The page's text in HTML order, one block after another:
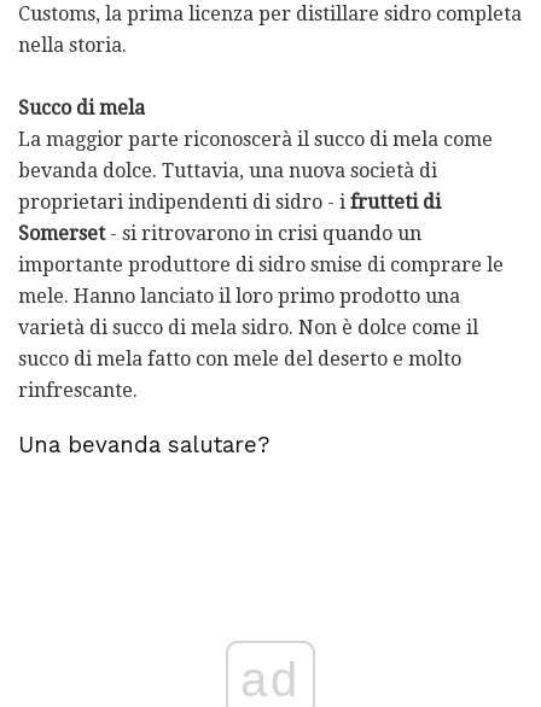
Customs, la prima licenza per distillare sidro completa
nella storia.
Succo di mela
La maggior parte riconoscerà il succo di mela come
bevanda dolce. Tuttavia, una nuova società di
proprietari indipendenti di sidro - i frutteti di
Somerset- si ritrovarono in crisi quando un
importante produttore di sidro smise di comprare le
mele. Hanno lanciato il loro primo prodotto una
varietà di succo di mela sidro. Non è dolce come il
succo di mela fatto con mele del deserto e molto
rinfrescante.
Una bevanda salutare?
ad